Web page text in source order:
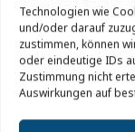
Technologien wie
und/oder darauf
zustimmen, können
oder eindeutige IDs
Zustimmung nicht
Auswirkungen auf